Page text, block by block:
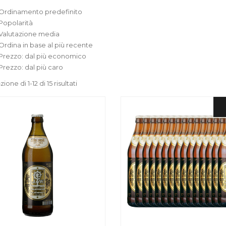
predefinito
media
in base al più recente
dal più economico
dal più caro
di 1-12 di 15 risultati